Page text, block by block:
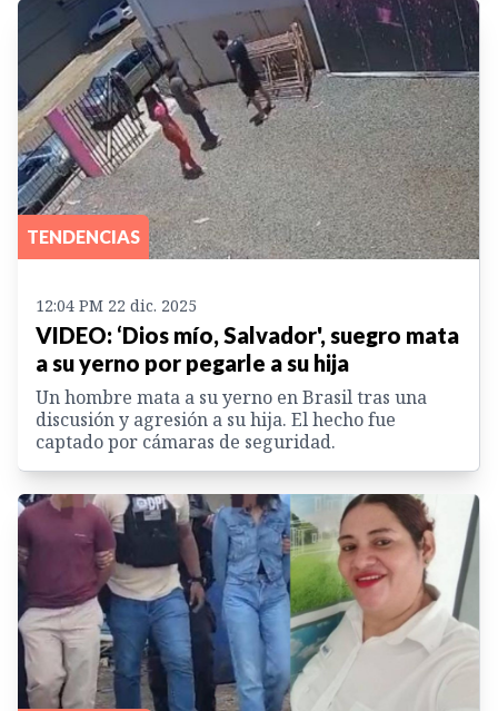
TENDENCIAS
12:04 PM 22 dic. 2025
VIDEO: ‘Dios mío, Salvador', suegro mata
a su yerno por pegarle a su hija
Un hombre mata a su yerno en Brasil tras una
discusión y agresión a su hija. El hecho fue
captado por cámaras de seguridad.